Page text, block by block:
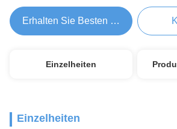
Erhalten Sie Besten Preis
Einzelheiten
Einzelheiten